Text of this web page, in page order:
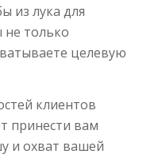
из лука для
только
целевую
клиентов
принести вам
и охват вашей